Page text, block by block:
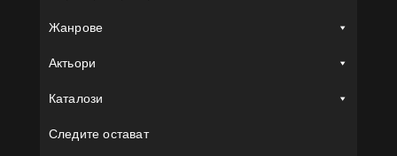
Жанрове
Актьори
Каталози
Следите остават